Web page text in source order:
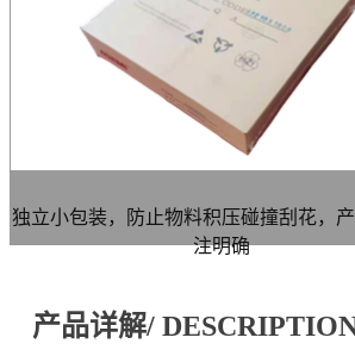
独立小包装，防止物料积压碰撞刮花，
注明确
产品详解/